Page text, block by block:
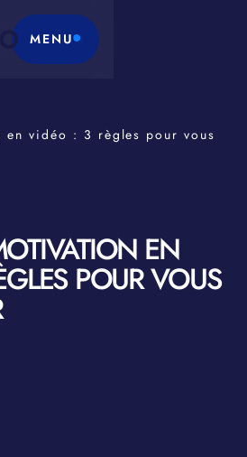
MENU
en vidéo : 3 règles pour vous
EN
POUR VOUS